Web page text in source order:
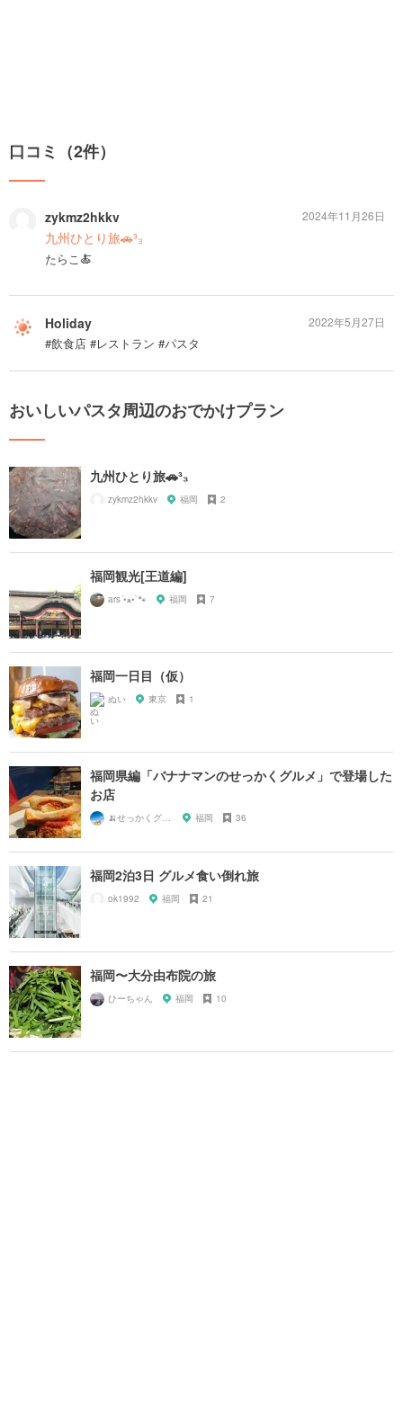
口コミ（2件）
zykmz2hkkv
九州ひとり旅🚗³₃
たらこ🍝
2024年11月26日
Holiday
#飲食店 #レストラン #パスタ
2022年5月27日
おいしいパスタ周辺のおでかけプラン
九州ひとり旅🚗³₃
zykmz2hkkv 福岡 2
福岡観光[王道編]
ars‪‎´•ﻌ•`🐾 福岡 7
福岡一日目（仮）
ぬい 東京 1
福岡県編「バナナマンのせっかくグルメ」で登場した
お店
福岡 36
福岡2泊3日 グルメ食い倒れ旅
ok1992 福岡 21
福岡〜大分由布院の旅
ひーちゃん 福岡 10